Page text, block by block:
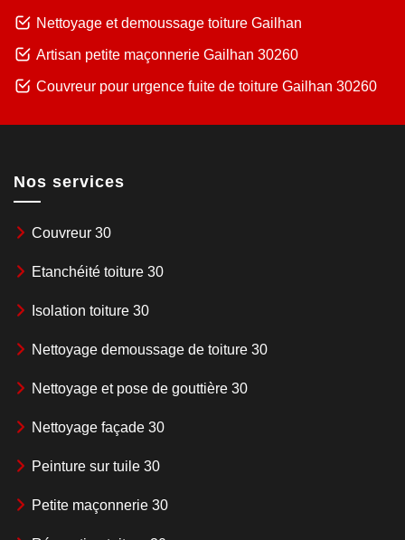
Nettoyage et demoussage toiture Gailhan
Artisan petite maçonnerie Gailhan 30260
Couvreur pour urgence fuite de toiture Gailhan 30260
Nos services
Couvreur 30
Etanchéité toiture 30
Isolation toiture 30
Nettoyage demoussage de toiture 30
Nettoyage et pose de gouttière 30
Nettoyage façade 30
Peinture sur tuile 30
Petite maçonnerie 30